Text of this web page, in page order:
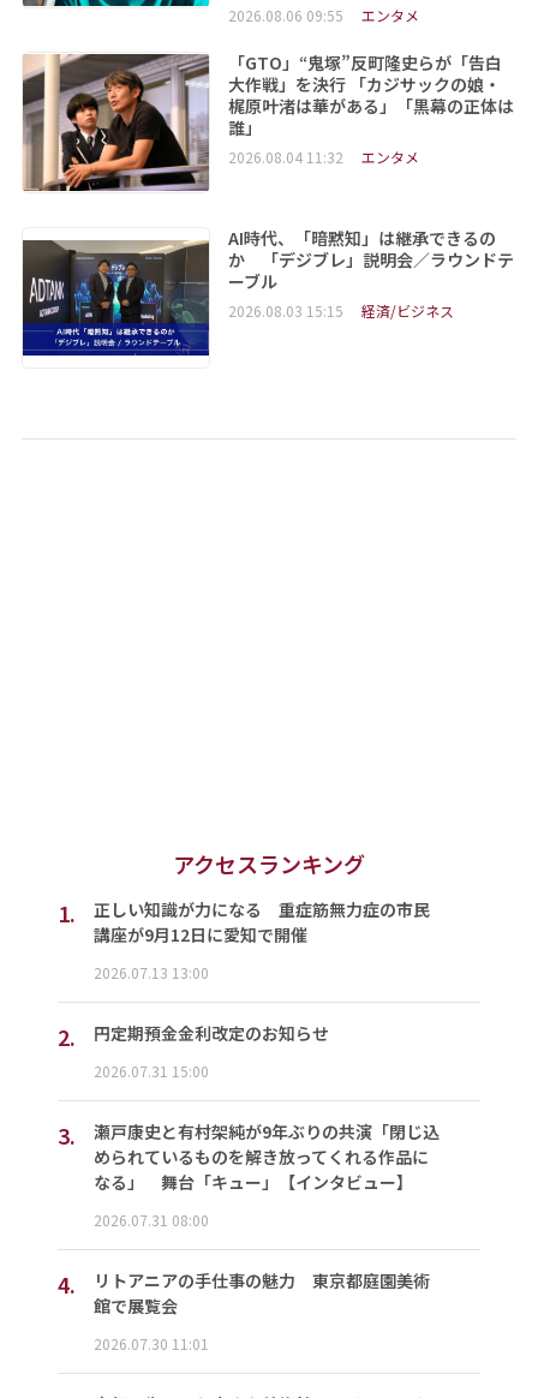
2026.08.06 09:55 エンタメ
「GTO」“鬼塚”反町隆史らが「告白
大作戦」を決行 「カジサックの娘・
梶原叶渚は華がある」「黒幕の正体は
誰」
2026.08.04 11:32 エンタメ
AI時代、「暗黙知」は継承できるの
か 「デジブレ」説明会／ラウンドテ
ーブル
2026.08.03 15:15 経済/ビジネス
アクセスランキング
1.
正しい知識が力になる 重症筋無力症の市民
講座が9月12日に愛知で開催
2026.07.13 13:00
2. 円定期預金金利改定のお知らせ
2026.07.31 15:00
3.
瀬戸康史と有村架純が9年ぶりの共演「閉じ込
められているものを解き放ってくれる作品に
なる」 舞台「キュー」【インタビュー】
2026.07.31 08:00
4.
リトアニアの手仕事の魅力 東京都庭園美術
館で展覧会
2026.07.30 11:01